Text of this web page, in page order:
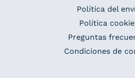
Política del
Política
Preguntas
Condiciones de